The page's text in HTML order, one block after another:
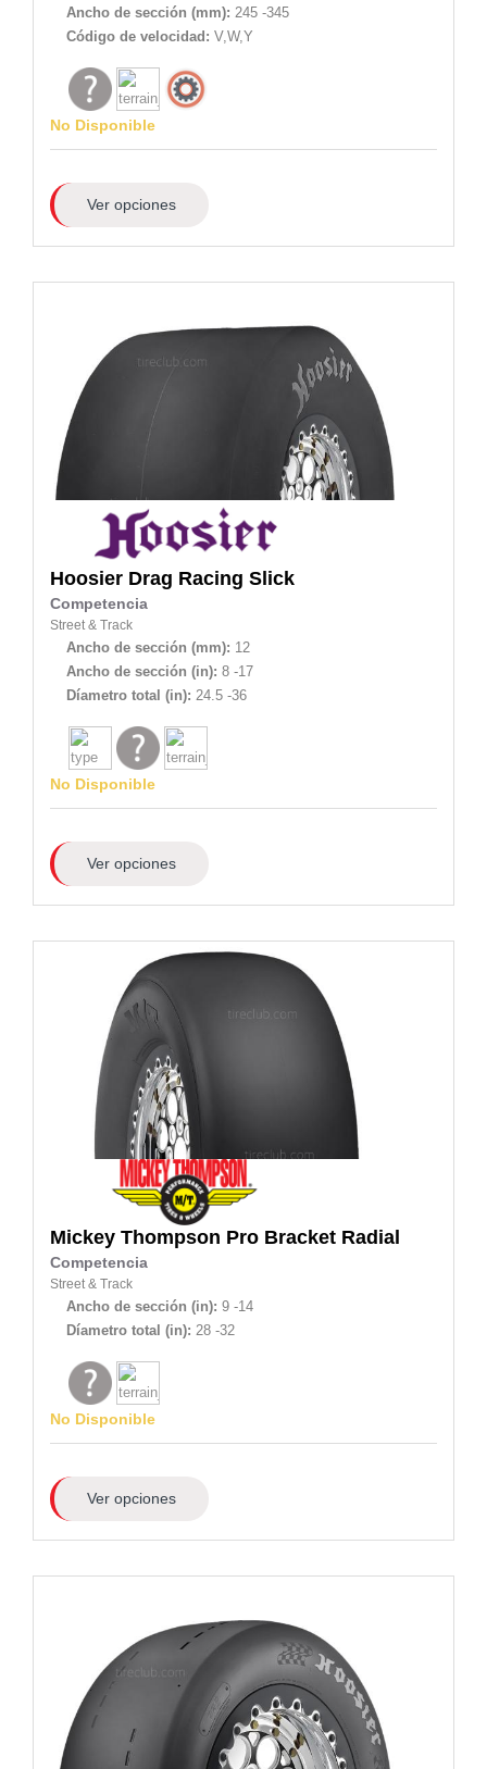
Ancho de sección (mm): 245 -345
Código de velocidad: V,W,Y
No Disponible
Ver opciones
Hoosier Drag Racing Slick
Competencia
Street & Track
Ancho de sección (mm): 12
Ancho de sección (in): 8 -17
Díametro total (in): 24.5 -36
No Disponible
Ver opciones
Mickey Thompson Pro Bracket Radial
Competencia
Street & Track
Ancho de sección (in): 9 -14
Díametro total (in): 28 -32
No Disponible
Ver opciones